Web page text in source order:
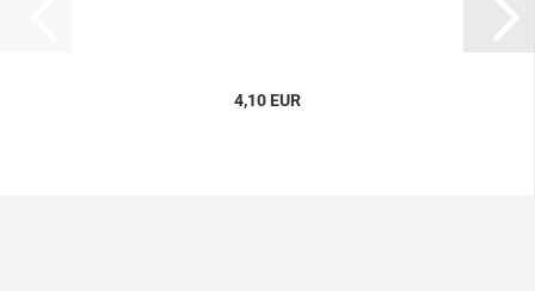
4,10 EUR